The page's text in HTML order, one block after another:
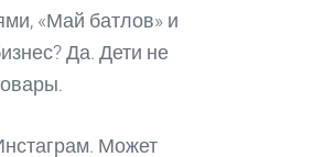
«Май батлов» и
Да. Дети не
Может